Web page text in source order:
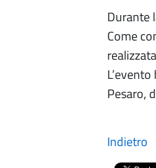
Durante
Come
Pesaro,
Indietro